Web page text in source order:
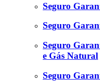
Seguro
Seguro
Seguro
e Gás Natural
Seguro